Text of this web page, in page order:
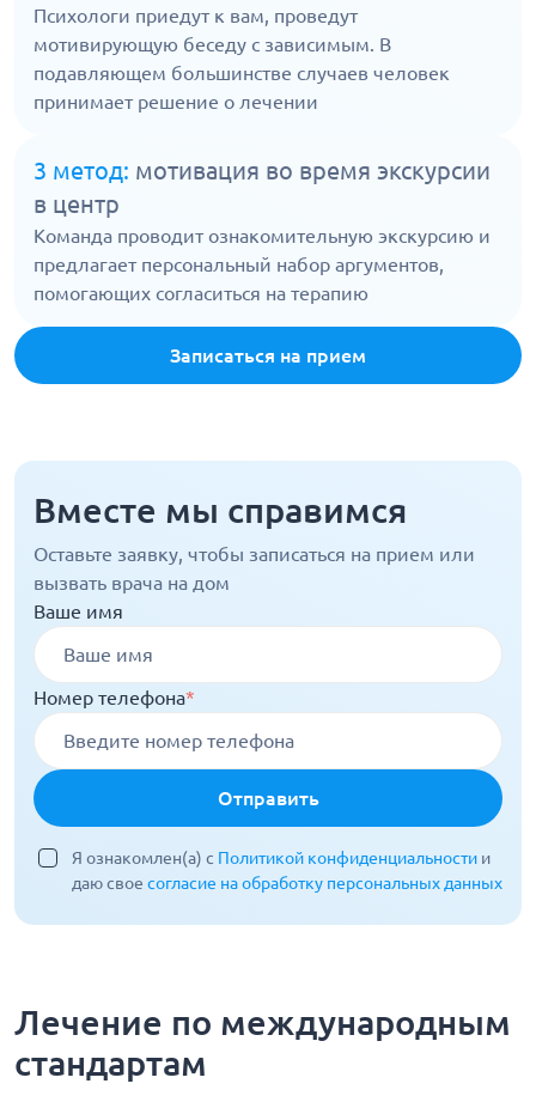
Психологи приедут к вам, проведут
мотивирующую беседу с зависимым. В
подавляющем большинстве случаев человек
принимает решение о лечении
3 метод: мотивация во время экскурсии
в центр
Команда проводит ознакомительную экскурсию и
предлагает персональный набор аргументов,
помогающих согласиться на терапию
Записаться на прием
Вместе мы справимся
Оставьте заявку, чтобы записаться на прием или
вызвать врача на дом
Ваше имя
Номер телефона*
Отправить
Я ознакомлен(а) с Политикой конфиденциальности и
даю свое согласие на обработку персональных данных
Лечение по международным
стандартам